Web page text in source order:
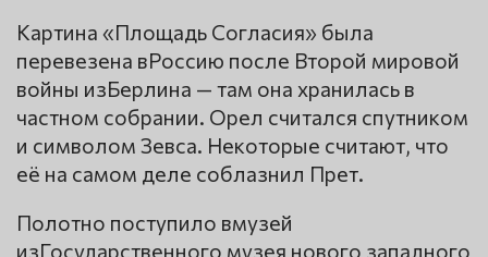
Картина «Площадь Согласия» была
перевезена вРоссию после Второй мировой
войны изБерлина — там она хранилась в
частном собрании. Орел считался спутником
и символом Зевса. Некоторые считают, что
её на самом деле соблазнил Прет.
Полотно поступило вмузей
изГосударственного музея нового западного